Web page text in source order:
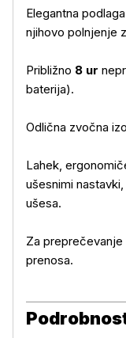
Elegantna
njihovo polnjenje
Približno 8 ur
baterija).
Odlična zvočna
Lahek,
ušesnimi
ušesa.
Za
prenosa.